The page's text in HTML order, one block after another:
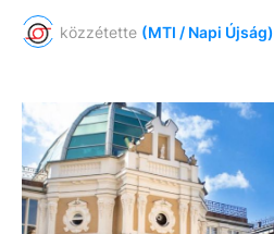
közzétette (MTI / Napi Újság)